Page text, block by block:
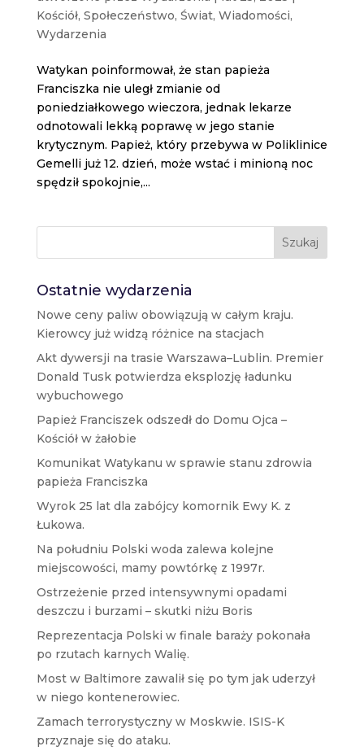
Kościół, Społeczeństwo, Świat, Wiadomości,
Wydarzenia
Watykan poinformował, że stan papieża
Franciszka nie uległ zmianie od
poniedziałkowego wieczora, jednak lekarze
odnotowali lekką poprawę w jego stanie
krytycznym. Papież, który przebywa w Poliklinice
Gemelli już 12. dzień, może wstać i minioną noc
spędził spokojnie,...
Szukaj
Ostatnie wydarzenia
Nowe ceny paliw obowiązują w całym kraju.
Kierowcy już widzą różnice na stacjach
Akt dywersji na trasie Warszawa–Lublin. Premier
Donald Tusk potwierdza eksplozję ładunku
wybuchowego
Papież Franciszek odszedł do Domu Ojca –
Kościół w żałobie
Komunikat Watykanu w sprawie stanu zdrowia
papieża Franciszka
Wyrok 25 lat dla zabójcy komornik Ewy K. z
Łukowa.
Na południu Polski woda zalewa kolejne
miejscowości, mamy powtórkę z 1997r.
Ostrzeżenie przed intensywnymi opadami
deszczu i burzami – skutki niżu Boris
Reprezentacja Polski w finale baraży pokonała
po rzutach karnych Walię.
Most w Baltimore zawalił się po tym jak uderzył
w niego kontenerowiec.
Zamach terrorystyczny w Moskwie. ISIS-K
przyznaje się do ataku.